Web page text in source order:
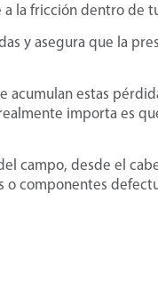
la fricción dentro de
y asegura que la
estas
importa es
campo, desde el
o componentes